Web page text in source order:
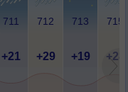
711 712 713 715
+21 +29 +19 +28